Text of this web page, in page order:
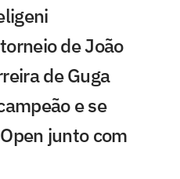
de João
de Guga
e se
junto com